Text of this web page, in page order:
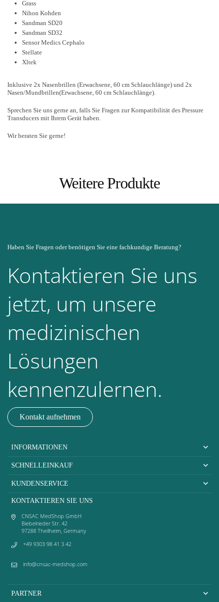
Grass
Nihon Kohden
Sandman SD20
Sandman SD32
Sensor Medics Cephalo
Stellate
Xltek
Inklusive 2x Nasenbrillen (Erwachsene, 60 cm Schlauchlänge) und 2x
Nasen/Mundbrillen(Erwachsene, 60 cm Schlauchlänge).
Sprechen Sie uns gerne an, falls Sie Fragen zur Kompatibilität des Pressure
Transducers mit Ihrem Gerät haben.
Wir beraten Sie gerne!
Weitere Produkte
Haben Sie Fragen oder benötigen Sie eine fachkundige Beratung?
Kontaktieren Sie uns
jetzt, um unsere
medizinischen
Lösungen
kennenzulernen.
Kontakt aufnehmen
INFORMATIONEN
SCHNELLEINKAUF
KUNDENSERVICE
KONTAKTIEREN SIE UNS
CNSAC MedShop GmbH
Biebelrieder Str. 42
97288 Theilheim, Germany
+49 9303 98 41 3 42
info@cnsac-medshop.com
PARTNER